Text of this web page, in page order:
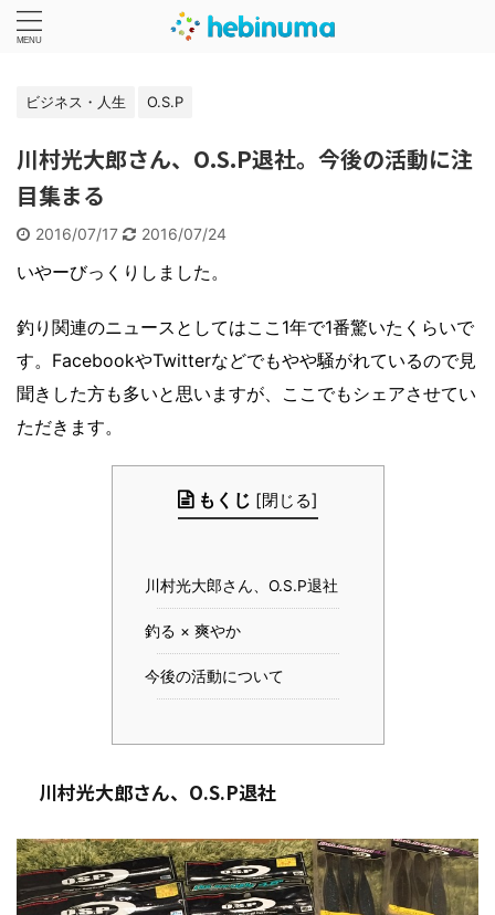
ビジネス・人生 O.S.P
川村光大郎さん、O.S.P退社。今後の活動に注
目集まる
2016/07/17 2016/07/24
いやーびっくりしました。
釣り関連のニュースとしてはここ1年で1番驚いたくらいで
す。FacebookやTwitterなどでもやや騒がれているので見
聞きした方も多いと思いますが、ここでもシェアさせてい
ただきます。
もくじ [閉じる]
川村光大郎さん、O.S.P退社
釣る × 爽やか
今後の活動について
川村光大郎さん、O.S.P退社